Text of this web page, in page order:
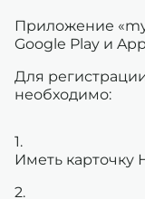
Приложение
Google Play и
Для
необходимо:
Иметь карточку